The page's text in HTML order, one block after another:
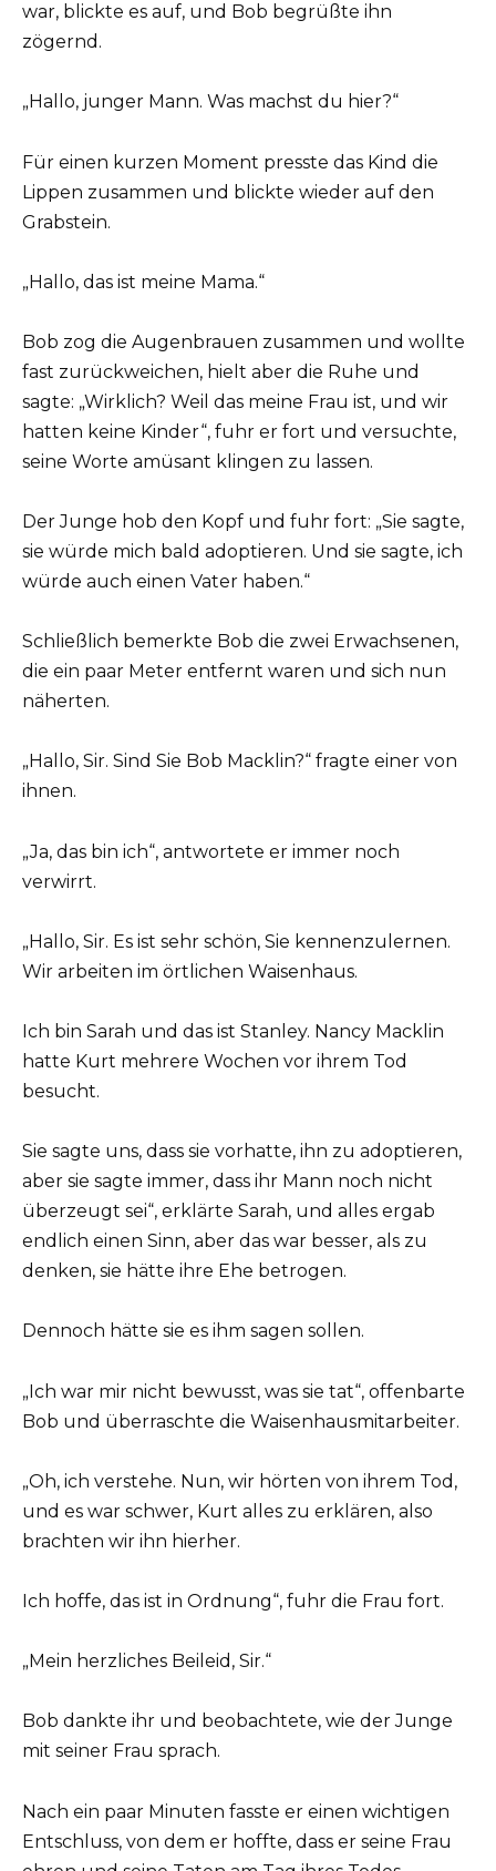
war, blickte es auf, und Bob begrüßte ihn
zögernd.
„Hallo, junger Mann. Was machst du hier?“
Für einen kurzen Moment presste das Kind die
Lippen zusammen und blickte wieder auf den
Grabstein.
„Hallo, das ist meine Mama.“
Bob zog die Augenbrauen zusammen und wollte
fast zurückweichen, hielt aber die Ruhe und
sagte: „Wirklich? Weil das meine Frau ist, und wir
hatten keine Kinder“, fuhr er fort und versuchte,
seine Worte amüsant klingen zu lassen.
Der Junge hob den Kopf und fuhr fort: „Sie sagte,
sie würde mich bald adoptieren. Und sie sagte, ich
würde auch einen Vater haben.“
Schließlich bemerkte Bob die zwei Erwachsenen,
die ein paar Meter entfernt waren und sich nun
näherten.
„Hallo, Sir. Sind Sie Bob Macklin?“ fragte einer von
ihnen.
„Ja, das bin ich“, antwortete er immer noch
verwirrt.
„Hallo, Sir. Es ist sehr schön, Sie kennenzulernen.
Wir arbeiten im örtlichen Waisenhaus.
Ich bin Sarah und das ist Stanley. Nancy Macklin
hatte Kurt mehrere Wochen vor ihrem Tod
besucht.
Sie sagte uns, dass sie vorhatte, ihn zu adoptieren,
aber sie sagte immer, dass ihr Mann noch nicht
überzeugt sei“, erklärte Sarah, und alles ergab
endlich einen Sinn, aber das war besser, als zu
denken, sie hätte ihre Ehe betrogen.
Dennoch hätte sie es ihm sagen sollen.
„Ich war mir nicht bewusst, was sie tat“, offenbarte
Bob und überraschte die Waisenhausmitarbeiter.
„Oh, ich verstehe. Nun, wir hörten von ihrem Tod,
und es war schwer, Kurt alles zu erklären, also
brachten wir ihn hierher.
Ich hoffe, das ist in Ordnung“, fuhr die Frau fort.
„Mein herzliches Beileid, Sir.“
Bob dankte ihr und beobachtete, wie der Junge
mit seiner Frau sprach.
Nach ein paar Minuten fasste er einen wichtigen
Entschluss, von dem er hoffte, dass er seine Frau